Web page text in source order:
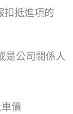
扣抵進項的
是公司關係人
價